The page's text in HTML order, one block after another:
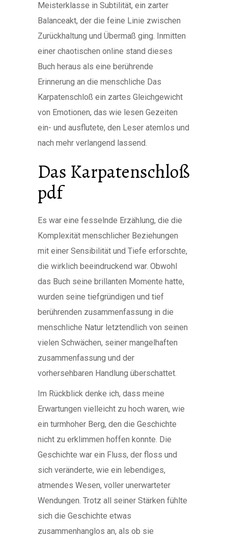
Meisterklasse in Subtilität, ein zarter
Balanceakt, der die feine Linie zwischen
Zurückhaltung und Übermaß ging. Inmitten
einer chaotischen online stand dieses
Buch heraus als eine berührende
Erinnerung an die menschliche Das
Karpatenschloß ein zartes Gleichgewicht
von Emotionen, das wie lesen Gezeiten
ein- und ausflutete, den Leser atemlos und
nach mehr verlangend lassend.
Das Karpatenschloß
pdf
Es war eine fesselnde Erzählung, die die
Komplexität menschlicher Beziehungen
mit einer Sensibilität und Tiefe erforschte,
die wirklich beeindruckend war. Obwohl
das Buch seine brillanten Momente hatte,
wurden seine tiefgründigen und tief
berührenden zusammenfassung in die
menschliche Natur letztendlich von seinen
vielen Schwächen, seiner mangelhaften
zusammenfassung und der
vorhersehbaren Handlung überschattet.
Im Rückblick denke ich, dass meine
Erwartungen vielleicht zu hoch waren, wie
ein turmhoher Berg, den die Geschichte
nicht zu erklimmen hoffen konnte. Die
Geschichte war ein Fluss, der floss und
sich veränderte, wie ein lebendiges,
atmendes Wesen, voller unerwarteter
Wendungen. Trotz all seiner Stärken fühlte
sich die Geschichte etwas
zusammenhanglos an, als ob sie